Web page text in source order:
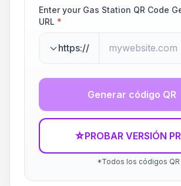
Enter your Gas Station QR Code
URL *
https://
Generar código QR
☆PROBAR VERSIÓN
*Todos los códigos QR